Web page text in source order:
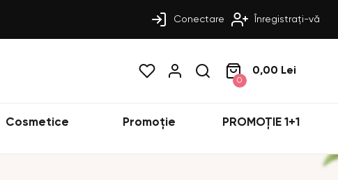
Conectare Înregistrați-vă
0
0,00 Lei
Cosmetice Promoție PROMOȚIE 1+1